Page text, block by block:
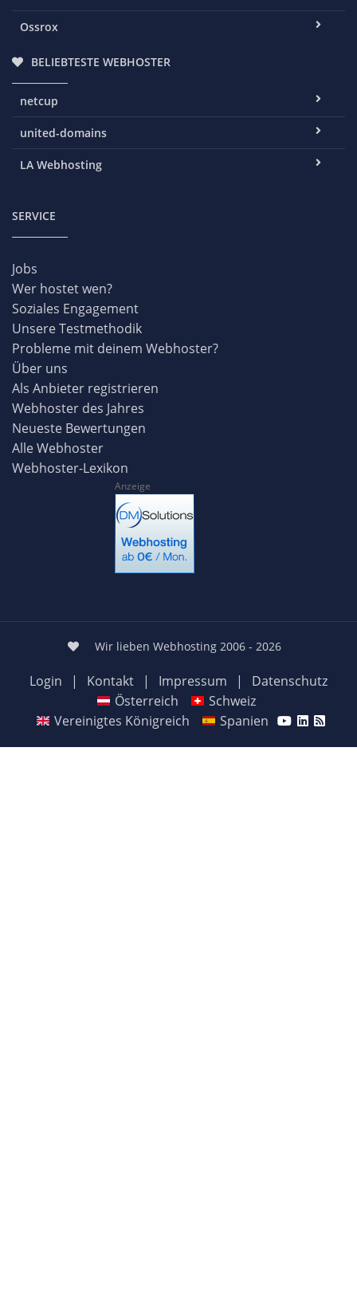
Ossrox
BELIEBTESTE WEBHOSTER
netcup
united-domains
LA Webhosting
SERVICE
Jobs
Wer hostet wen?
Soziales Engagement
Unsere Testmethodik
Probleme mit deinem Webhoster?
Über uns
Als Anbieter registrieren
Webhoster des Jahres
Neueste Bewertungen
Alle Webhoster
Webhoster-Lexikon
Anzeige
Wir lieben Webhosting 2006 - 2026
Login | Kontakt | Impressum |
Datenschutz
Österreich
Schweiz
Vereinigtes Königreich
Spanien